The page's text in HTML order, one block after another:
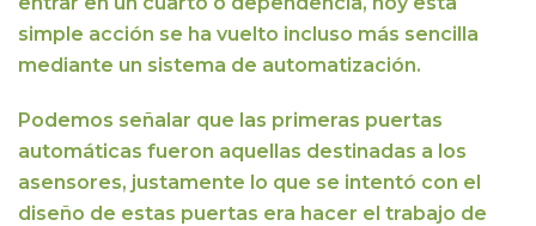
simple acción se ha vuelto incluso más sencilla
mediante un sistema de automatización.
Podemos señalar que las primeras puertas
automáticas fueron aquellas destinadas a los
asensores, justamente lo que se intentó con el
diseño de estas puertas era hacer el trabajo de